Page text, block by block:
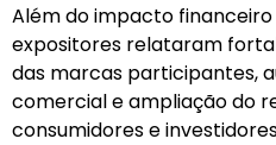
Além do impacto
expositores relataram
das marcas participantes,
comercial e ampliação do
consumidores e